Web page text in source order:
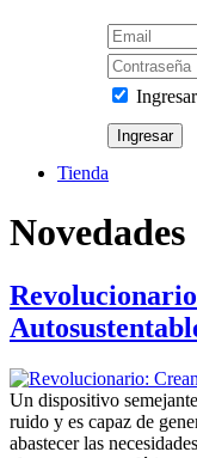
Tienda
Novedades
Un dispositivo
ruido y es capaz de
abastecer las